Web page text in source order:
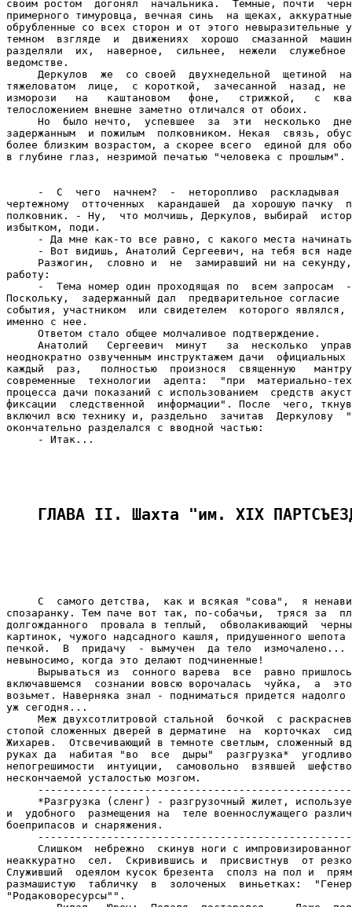
ГЛАВА II. Шахта "им. XIX